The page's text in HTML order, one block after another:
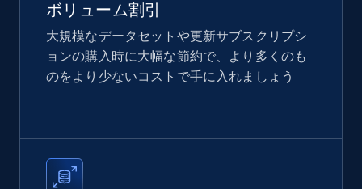
ボリューム割引
大規模なデータセットや更新サブスクリプシ
ョンの購入時に大幅な節約で、より多くのも
のをより少ないコストで手に入れましょう